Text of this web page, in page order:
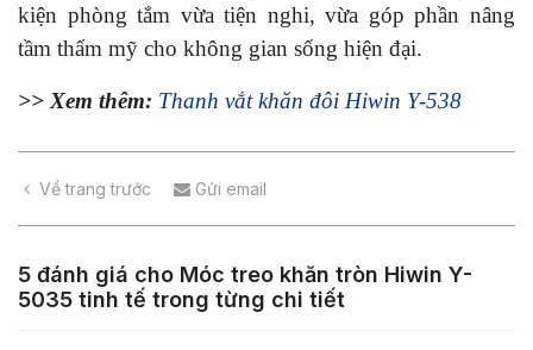
kiện phòng tắm vừa tiện nghi, vừa góp phần nâng
tầm thẩm mỹ cho không gian sống hiện đại.
>> Xem thêm: Thanh vắt khăn đôi Hiwin Y-538
Về trang trước Gửi email
5 đánh giá cho Móc treo khăn tròn Hiwin Y-
5035 tinh tế trong từng chi tiết